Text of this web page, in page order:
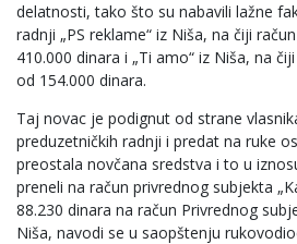
delatnosti, tako što su nabavili lažne
radnji „PS reklame“ iz Niša, na čiji
410.000 dinara i „Ti amo“ iz Niša, na
od 154.000 dinara.
Taj novac je podignut od strane
preduzetničkih radnji i predat na ruke
preostala novčana sredstva i to u
preneli na račun privrednog subjekta
88.230 dinara na račun Privrednog
Niša, navodi se u saopštenju